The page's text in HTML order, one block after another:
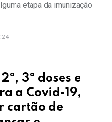
etapa da imunização
3ª doses e
a Covid-19,
cartão de